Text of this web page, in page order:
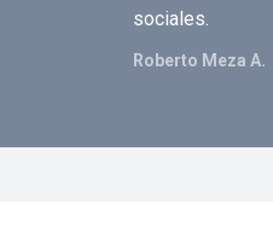
sociales.
Roberto Meza A.